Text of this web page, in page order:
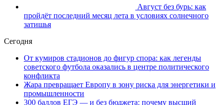
Август без бурь: как
пройдёт последний месяц лета в условиях солнечного
затишья
Сегодня
От кумиров стадионов до фигур спора: как легенды
советского футбола оказались в центре политического
конфликта
Жара превращает Европу в зону риска для энергетики и
промышленности
300 баллов ЕГЭ — и без бюджета: почему высший